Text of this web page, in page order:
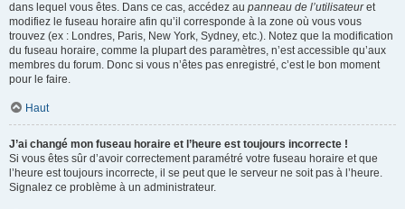
dans lequel vous êtes. Dans ce cas, accédez au panneau de l’utilisateuret
modifiez le fuseau horaire afin qu’il corresponde à la zone où vous vous
trouvez (ex : Londres, Paris, New York, Sydney, etc.). Notez que la modification
du fuseau horaire, comme la plupart des paramètres, n’est accessible qu’aux
membres du forum. Donc si vous n’êtes pas enregistré, c’est le bon moment
pour le faire.
Haut
J’ai changé mon fuseau horaire et l’heure est toujours incorrecte !
Si vous êtes sûr d’avoir correctement paramétré votre fuseau horaire et que
l’heure est toujours incorrecte, il se peut que le serveur ne soit pas à l’heure.
Signalez ce problème à un administrateur.